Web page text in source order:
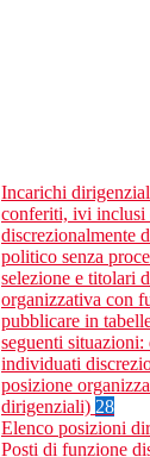
Incarichi
conferiti, ivi inclusi
discrezionalmente
politico senza
selezione e titolari
organizzativa con
pubblicare in
seguenti
individuati
posizione
dirigenziali) 28
Elenco posizioni
Posti di funzione